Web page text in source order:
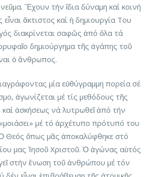
Ἔχουν τήν ἴδια δύναμη καί κοινή
ἄκτιστος καί ἡ δημιουργία Του
διακρίνεται σαφῶς ἀπό ὅλα τά
δημιούργημα τῆς ἀγάπης τοῦ
ὁ ἄνθρωπος.
μία εὐθύγραμμη πορεία σέ
ἀγωνίζεται μέ τίς μεθόδους τῆς
καί ἀσκήσεως νά λυτρωθεῖ ἀπό τήν
μέ τό ἀρχέτυπο πρότυπό του
Θεός ὅπως μᾶς ἀποκαλύφθηκε στό
μας Ἰησοῦ Χριστοῦ. Ὁ ἀγώνας αὐτός
στήν ἕνωση τοῦ ἀνθρώπου μέ τόν